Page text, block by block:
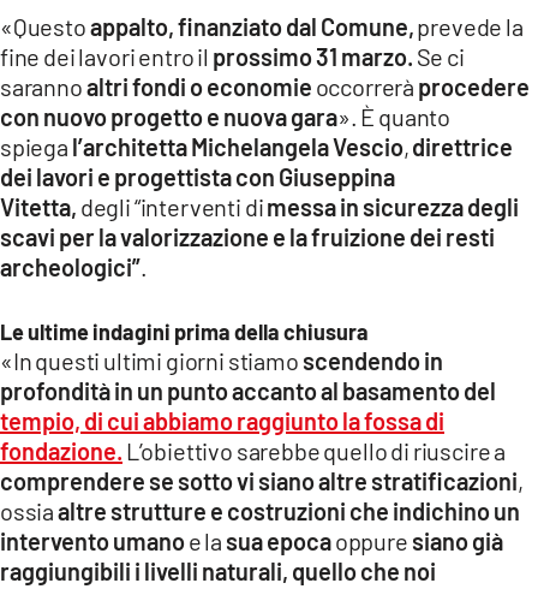
«Questoappalto, finanziato dal Comune,prevede la
fine dei lavori entro il prossimo 31 marzo. Se ci
sarannoaltri fondi o economie occorrerà procedere
con nuovo progetto e nuova gara». È quanto
spiega l’architetta Michelangela Vescio,direttrice
dei lavori e progettista con Giuseppina
Vitetta, degli “interventi dimessa in sicurezza degli
scavi per la valorizzazione e la fruizione dei resti
archeologici”.
Le ultime indagini prima della chiusura
«In questi ultimi giorni stiamo scendendo in
profondità in un punto accanto al basamento del
tempio, di cui abbiamo raggiunto la fossa di
fondazione. L’obiettivo sarebbe quello di riuscire a
comprendere se sotto vi siano altre stratificazioni,
ossiaaltre strutture e costruzioni che indichino un
intervento umanoe la sua epocaoppure siano già
raggiungibili i livelli naturali, quello che noi